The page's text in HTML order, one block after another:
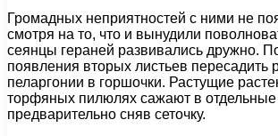
Громадных неприятностей с ними не
смотря на то, что и вынудили
сеянцы гераней развивались дружно.
появления вторых листьев пересадить
пеларгонии в горшочки. Растущие
торфяных пилюлях сажают в отдельные
предварительно сняв сеточку.